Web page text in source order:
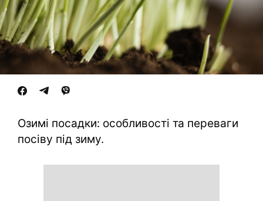
Озимі посадки: особливості та переваги
посіву під зиму.